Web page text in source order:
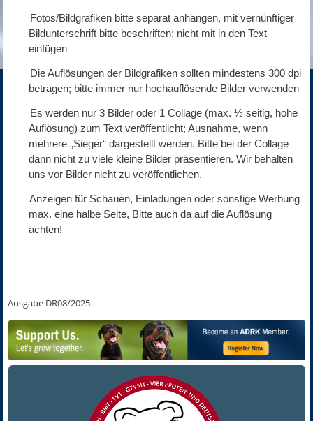
Fotos/Bildgrafiken bitte separat anhängen, mit vernünftiger
Bildunterschrift bitte beschriften; nicht mit in den Text
einfügen
Die Auflösungen der Bildgrafiken sollten mindestens 300 dpi
betragen; bitte immer nur hochauflösende Bilder verwenden
Es werden nur 3 Bilder oder 1 Collage (max. ½ seitig, hohe
Auflösung) zum Text veröffentlicht; Ausnahme, wenn
mehrere „Sieger“ dargestellt werden. Bitte bei der Collage
dann nicht zu viele kleine Bilder präsentieren. Wir behalten
uns vor Bilder nicht zu veröffentlichen.
Anzeigen für Schauen, Einladungen oder sonstige Werbung
max. eine halbe Seite, Bitte auch da auf die Auflösung
achten!
Ausgabe DR08/2025